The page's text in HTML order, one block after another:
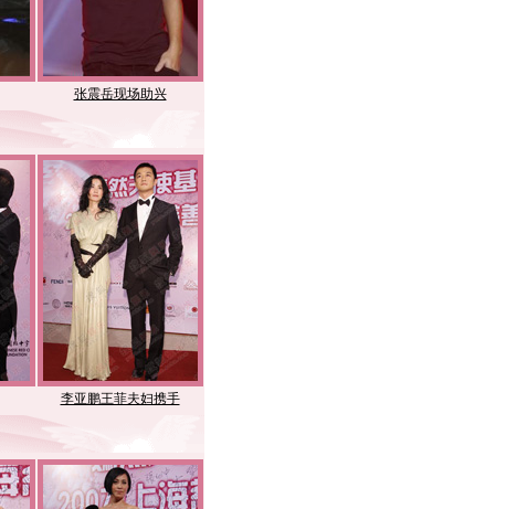
孔祥东携手美女
李咏一家三口
张震岳现场助兴
李亚鹏王菲夫妇携手